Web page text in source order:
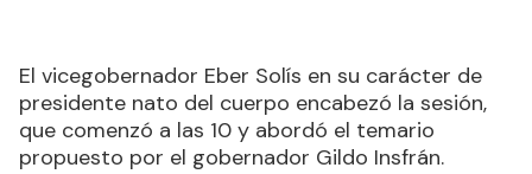
El vicegobernador Eber Solís en su carácter de
presidente nato del cuerpo encabezó la sesión,
que comenzó a las 10 y abordó el temario
propuesto por el gobernador Gildo Insfrán.